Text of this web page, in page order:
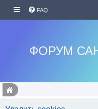
FAQ
ФОРУМ